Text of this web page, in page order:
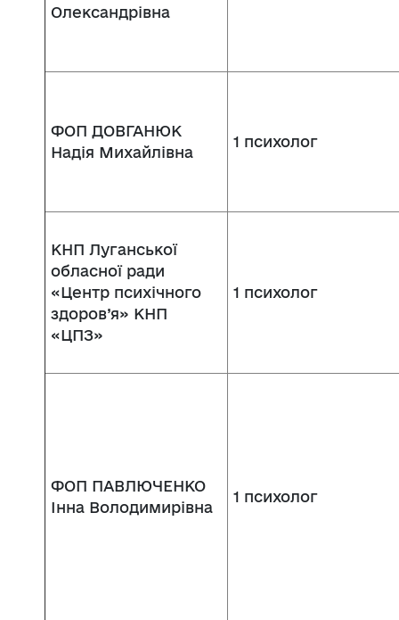
Олександрівна
ФОП ДОВГАНЮК
Надія Михайлівна
1 психолог
КНП Луганської
обласної ради
«Центр психічного
здоров’я» КНП
«ЦПЗ»
1 психолог
ФОП ПАВЛЮЧЕНКО
Інна Володимирівна
1 психолог